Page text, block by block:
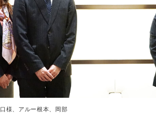
様、アルー根本、岡部